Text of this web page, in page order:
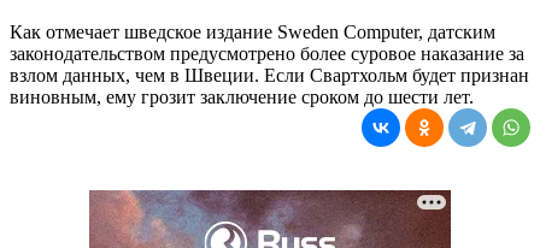
Как отмечает шведское издание Sweden Computer, датским
законодательством предусмотрено более суровое наказание за
взлом данных, чем в Швеции. Если Свартхольм будет признан
виновным, ему грозит заключение сроком до шести лет.